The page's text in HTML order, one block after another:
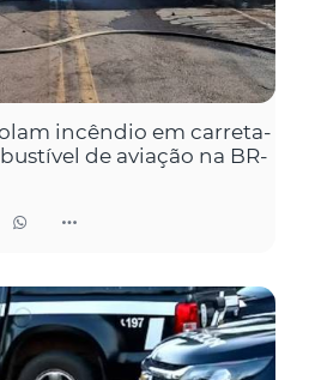
incêndio em carreta-
de aviação na BR-